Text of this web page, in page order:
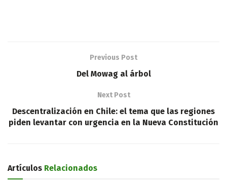
Previous Post
Del Mowag al árbol
Next Post
Descentralización en Chile: el tema que las regiones
piden levantar con urgencia en la Nueva Constitución
Artículos Relacionados